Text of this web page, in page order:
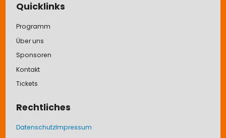
Quicklinks
Programm
Über uns
Sponsoren
Kontakt
Tickets
Rechtliches
DatenschutzImpressum